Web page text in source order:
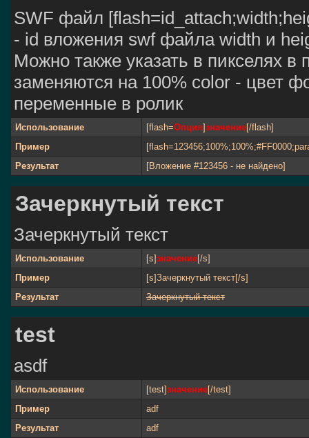
SWF файл
- id вложения swf файла width и
Можно также указать в пикселях
заменяются на 100% color - цвет
переменные в ролик
Использование [flash=Опция]значение[/flash]
Пример
Результат
[Вложение #123456 - не найдено]
Зачеркнутый текст
Зачеркнутый текст
Использование [s]значение[/s]
Пример
[s]Зачеркнутый текст[/s]
Результат
Зачеркнутый текст
test
asdf
Использование [test]значение[/test]
Пример
adf
Результат
adf